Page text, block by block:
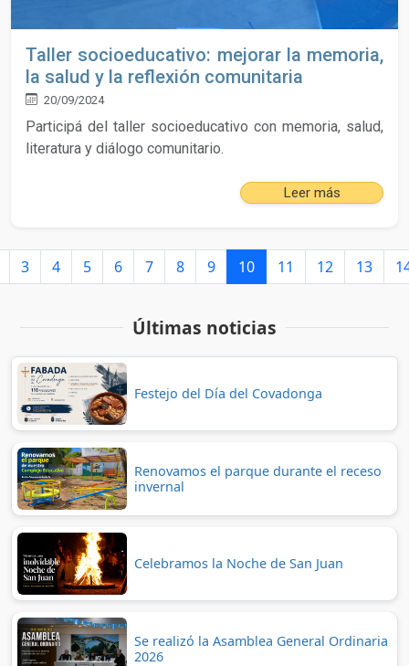
Taller socioeducativo: mejorar la memoria,
la salud y la reflexión comunitaria
20/09/2024
Participá del taller socioeducativo con memoria, salud,
literatura y diálogo comunitario.
Leer más
3 4 5 6 7 8 9 10 11 12 13
Últimas noticias
Festejo del Día del Covadonga
Renovamos el parque durante el receso
invernal
Celebramos la Noche de San Juan
Se realizó la Asamblea General Ordinaria
2026